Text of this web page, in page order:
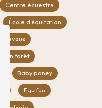
Centre équestre
École d'équitation
chevaux
en forêt
Baby poney
Equifun